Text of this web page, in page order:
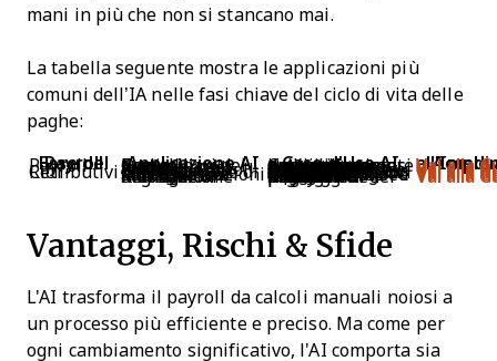
mani in più che non si stancano mai.
La tabella seguente mostra le applicazioni più
comuni dell’IA nelle fasi chiave del ciclo di vita delle
paghe:
Fase del Payroll Applicazione AI Caso d'Uso AI Accedi alla
Payroll Controlli Preliminari del Payroll Convalida automaticamente il payroll prima dell'invio per prevenire costosi riavvii. Vai alla
Rilevatore di Anomalie nel Netto Segnala valori anomali in retribuzione lorda/netta, tasse e detrazioni con spiegazioni chiare. Vai alla
Smistamento Pratiche Payroll & Answer Bot Classifica le segnalazioni payroll e redige risposte personalizzate o le instrada. Vai alla
Cicli RetributiviOrchestratore di Ciclo Automatizza controlli di eleggibilità, assegnazione di attività e solleciti durante l'intero ciclo retributivo. Vai alla
Raccomandazioni a Budget con Salvaguardie Suggerisce aumenti di merito, bonus ed equity entro i limiti di budget e policy. Vai alla
Riassunto Motivazioni Manager & Segnalazione Rischi Riassume le motivazioni dei manager e segnala linguaggio rischioso o problemi di policy. Vai alla
Vantaggi, Rischi & Sfide
L'AI trasforma il payroll da calcoli manuali noiosi a
un processo più efficiente e preciso. Ma come per
ogni cambiamento significativo, l'AI comporta sia